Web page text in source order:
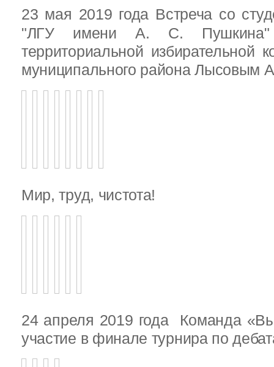
23 мая 2019 года Встреча со
"ЛГУ имени А. С. Пушкина"
территориальной избирательной
муниципального района Лысовым
Мир, труд, чистота!
24 апреля 2019 года Команда
участие в финале турнира по